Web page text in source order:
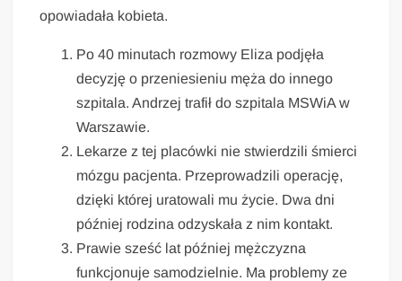
opowiadała kobieta.
Po 40 minutach rozmowy Eliza podjęła
decyzję o przeniesieniu męża do innego
szpitala. Andrzej trafił do szpitala MSWiA w
Warszawie.
Lekarze z tej placówki nie stwierdzili śmierci
mózgu pacjenta. Przeprowadzili operację,
dzięki której uratowali mu życie. Dwa dni
później rodzina odzyskała z nim kontakt.
Prawie sześć lat później mężczyzna
funkcjonuje samodzielnie. Ma problemy ze